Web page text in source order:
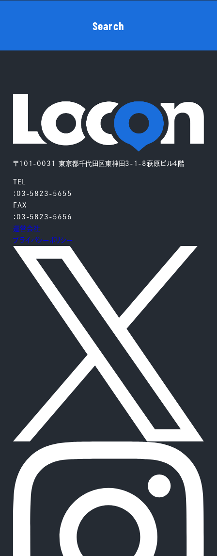
〒101-0031 東京都千代田区東神田3-1-8萩原ビル4階
TEL
：03-5823-5655
FAX
：03-5823-5656
運営会社
プライバシーポリシー
Search